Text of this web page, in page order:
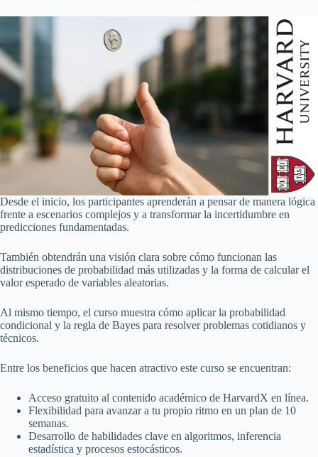
Desde el inicio, los participantes aprenderán a pensar de manera lógica
frente a escenarios complejos y a transformar la incertidumbre en
predicciones fundamentadas.
También obtendrán una visión clara sobre cómo funcionan las
distribuciones de probabilidad más utilizadas y la forma de calcular el
valor esperado de variables aleatorias.
Al mismo tiempo, el curso muestra cómo aplicar la probabilidad
condicional y la regla de Bayes para resolver problemas cotidianos y
técnicos.
Entre los beneficios que hacen atractivo este curso se encuentran:
Acceso gratuito al contenido académico de HarvardX en línea.
Flexibilidad para avanzar a tu propio ritmo en un plan de 10
semanas.
Desarrollo de habilidades clave en algoritmos, inferencia
estadística y procesos estocásticos.